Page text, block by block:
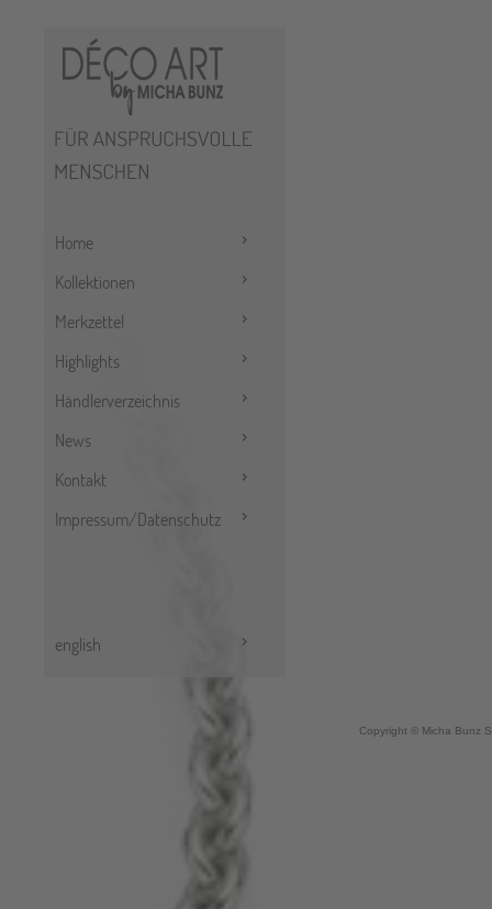
Copyright © Micha Bunz
Home
Kollektionen
Merkzettel
Highlights
Händlerverzeichnis
News
Kontakt
Impressum/Datenschutz
english